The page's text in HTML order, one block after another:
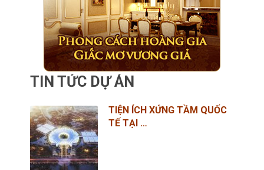
TIN TỨC DỰ ÁN
TIỆN ÍCH XỨNG TẦM QUỐC
TẾ TẠI …